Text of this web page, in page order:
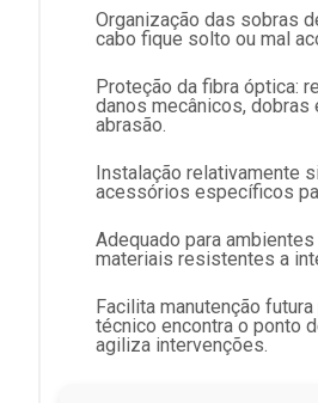
Organização das sobras
cabo fique solto ou mal
Proteção da fibra óptica:
danos mecânicos, dobras
abrasão.
Instalação relativamente
acessórios específicos
Adequado para
materiais resistentes a
Facilita manutenção
técnico encontra o ponto
agiliza intervenções.